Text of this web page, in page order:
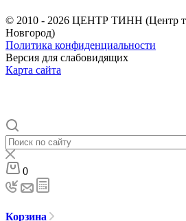
© 2010 - 2026 ЦЕНТР ТИНН (Центр
Новгород)
Политика конфиденциальности
Версия для слабовидящих
Карта сайта
0
Корзина